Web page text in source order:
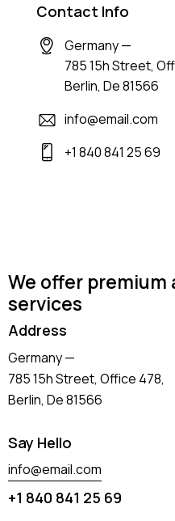
Contact Info
Germany —
785 15h Street,
Berlin, De 81566
info@email.com
+1 840 841 25 69
We offer
services
Address
Germany —
785 15h Street, Office 478,
Berlin, De 81566
Say Hello
info@email.com
+1 840 841 25 69